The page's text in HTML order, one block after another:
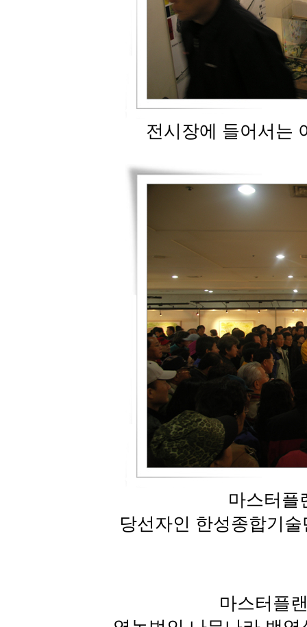
전시장에 들어서는
마스터플
당선자인 한성종합기
마스터플